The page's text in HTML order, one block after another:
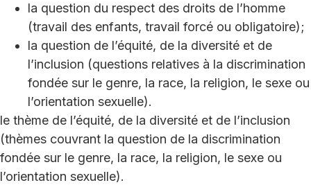
la question du respect des droits de l’homme
(travail des enfants, travail forcé ou obligatoire);
la question de l’équité, de la diversité et de
l’inclusion (questions relatives à la discrimination
fondée sur le genre, la race, la religion, le sexe ou
l’orientation sexuelle).
le thème de l’équité, de la diversité et de l’inclusion
(thèmes couvrant la question de la discrimination
fondée sur le genre, la race, la religion, le sexe ou
l’orientation sexuelle).